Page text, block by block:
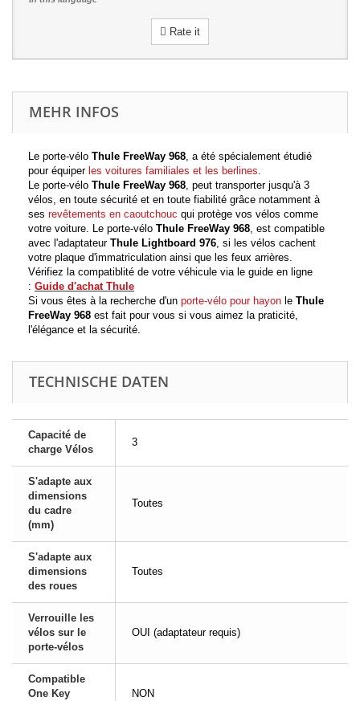
Rate it
MEHR INFOS
Le porte-vélo Thule FreeWay 968, a été spécialement étudié
pour équiperles voitures familiales et les berlines.
Le porte-vélo Thule FreeWay 968, peut transporter jusqu'à 3
vélos, en toute sécurité et en toute fiabilité grâce notamment à
ses revêtements en caoutchouc qui protège vos vélos comme
votre voiture. Le porte-vélo Thule FreeWay 968, est compatible
avec l'adaptateur Thule Lightboard 976, si les vélos cachent
votre plaque d'immatriculation ainsi que les feux arrières.
Vérifiez la compatiblité de votre véhicule via le guide en ligne
: Guide d'achat Thule
Si vous êtes à la recherche d'un porte-vélo pour hayon le Thule
FreeWay 968 est fait pour vous si vous aimez la praticité,
l'élégance et la sécurité.
TECHNISCHE DATEN
Capacité de
charge Vélos
3
S'adapte aux
dimensions
du cadre
(mm)
Toutes
S'adapte aux
dimensions
des roues
Toutes
Verrouille les
vélos sur le
porte-vélos
OUI (adaptateur requis)
Compatible
One Key
NON